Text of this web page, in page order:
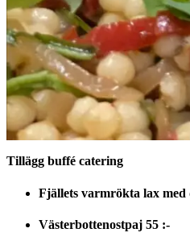
Tillägg buffé catering
Fjällets varmrökta lax
Västerbottenostpaj 55 :-